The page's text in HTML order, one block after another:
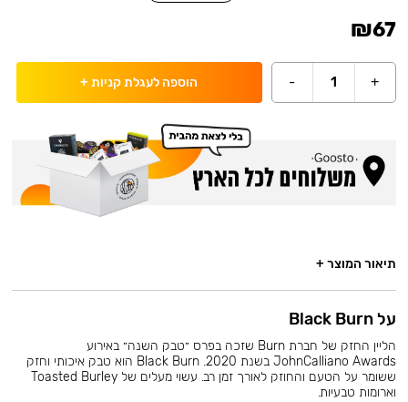
₪67
+
1
- הוספה לעגלת קניות +
תיאור המוצר +
על Black Burn
הליין החזק של חברת Burn שזכה בפרס ״טבק השנה״ באירוע
JohnCalliano Awards בשנת 2020. Black Burn הוא טבק איכותי וחזק
ששומר על הטעם והחוזק לאורך זמן רב. עשוי מעלים של Toasted Burley
וארומות טבעיות.